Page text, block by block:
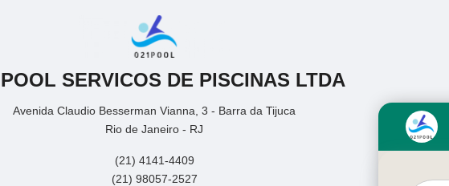
SERVICOS DE PISCINAS LTDA
Avenida Claudio Besserman Vianna, 3 - Barra da Tijuca
Rio de Janeiro - RJ
(21) 4141-4409
(21) 98057-2527